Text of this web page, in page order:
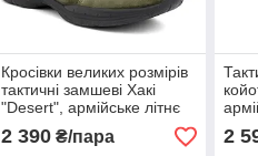
Кросівки великих розмірів
тактичні замшеві Хакі
"Desert", армійське літнє
2 390₴/пара 2